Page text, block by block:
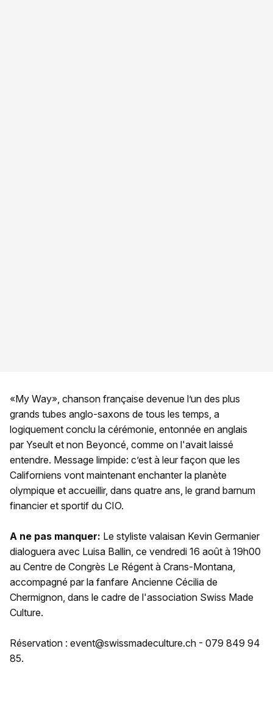
«My Way», chanson française devenue l’un des plus
grands tubes anglo-saxons de tous les temps, a
logiquement conclu la cérémonie, entonnée en anglais
par Yseult et non Beyoncé, comme on l'avait laissé
entendre. Message limpide: c’est à leur façon que les
Californiens vont maintenant enchanter la planète
olympique et accueillir, dans quatre ans, le grand barnum
financier et sportif du CIO.
A ne pas manquer: Le styliste valaisan Kevin Germanier
dialoguera avec Luisa Ballin, ce vendredi 16 août à 19h00
au Centre de Congrès Le Régent à Crans-Montana,
accompagné par la fanfare Ancienne Cécilia de
Chermignon, dans le cadre de l'association Swiss Made
Culture.
Réservation : event@swissmadeculture.ch - 079 849 94
85.